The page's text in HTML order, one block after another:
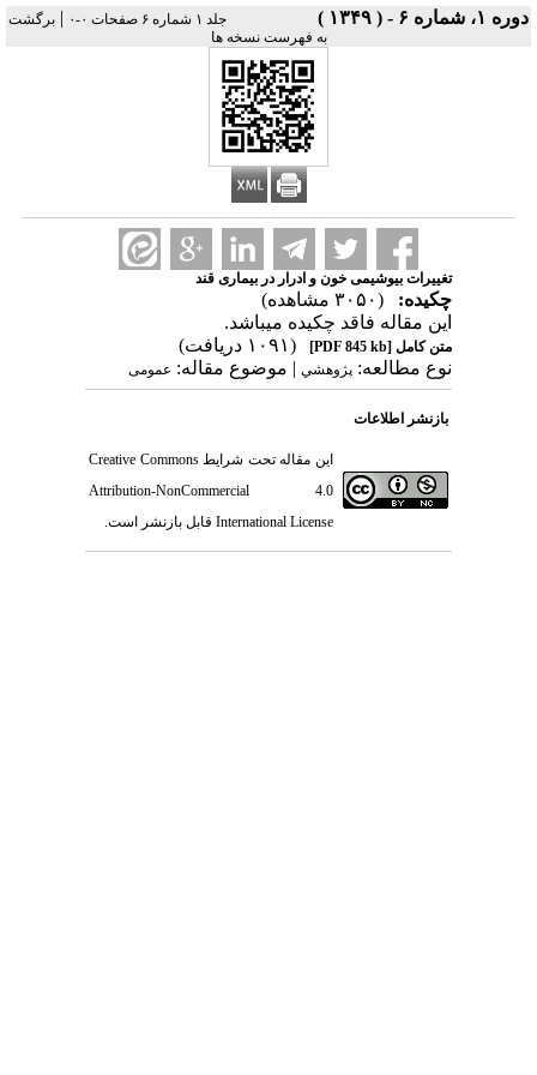
دوره ۱، شماره ۶ - ( ۱۳۴۹ ) جلد ۱ شماره ۶ صفحات ۰-۰ | برگشت
به فهرست نسخه ها
تغییرات بیوشیمی خون و ادرار در بیماری قند
چکیده:
(۳۰۵۰ مشاهده)
این مقاله فاقد چکیده می​باشد.
متن کامل[PDF 845 kb]
(۱۰۹۱ دریافت)
نوع مطالعه: پژوهشي| موضوع مقاله: عمومى
بازنشر اطلاعات
این مقاله تحت شرایطCreative Commons
Attribution-NonCommercial 4.0
International License قابل بازنشر است.